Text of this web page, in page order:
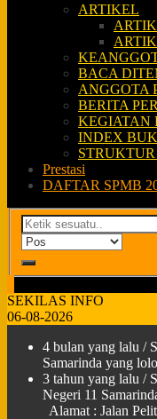
ARTIKEL
BACA
ANGGOTA
BERITA
KEGIATAN
INDEX
Prestasi
DAFTAR SPMB
SEKILAS INFO
06-08-2026
4 bulan yang lalu /
Samarinda yang
3 tahun yang lalu /
Negeri 11
Alamat : Jalan